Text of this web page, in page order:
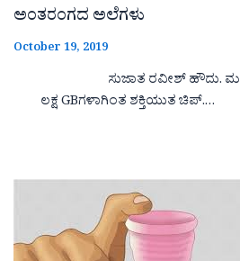
ಅಂತರಂಗದ ಅಲೆಗಳು
October 19, 2019
ಸುಜಾತ ರವೀಶ್ ಹೌದು.
ಲಕ್ಷ GBಗಳಾಗಿಂತ ಶಕ್ತಿಯುತ ಚಿಪ್.…